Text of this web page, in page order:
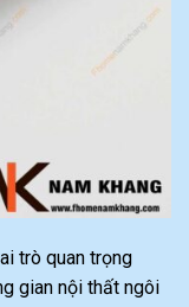
trò quan trọng
gian nội thất ngôi